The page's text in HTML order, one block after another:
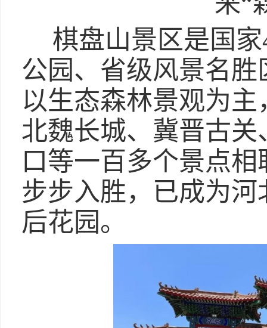
棋盘山景区是国
公园、省级风景名
以生态森林景观为
北魏长城、冀晋古
口等一百多个景点
步步入胜，已成为
后花园。